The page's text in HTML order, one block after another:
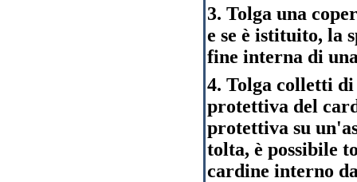
3. Tolga una
e se è istituito, la
fine interna di
4. Tolga colletti
protettiva del
protettiva su
tolta, è possibile
cardine interno